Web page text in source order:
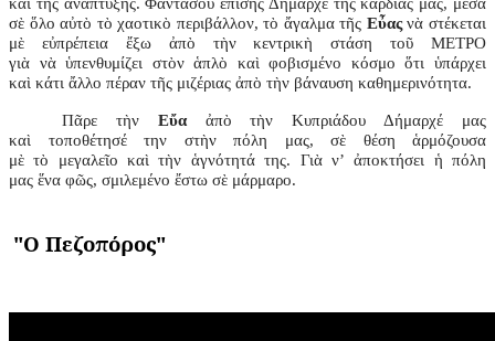
σὲ ὅλο αὐτὸ τὸ χαοτικὸ περιβάλλον, τὸ ἄγαλμα τῆς Εὖαςνὰ στέκεται
μὲ εὐπρέπεια ἔξω ἀπὸ τὴν κεντρικὴ στάση τοῦ ΜΕΤΡΟ
γιὰ νὰ ὑπενθυμίζει στὸν ἁπλὸ καὶ φοβισμένο κόσμο ὅτι ὑπάρχει
καὶ κάτι ἄλλο πέραν τῆς μιζέριας ἀπὸ τὴν βάναυση καθημερινότητα.
Πᾶρε τὴν Εὔαἀπὸ τὴν Κυπριάδου Δήμαρχέ μας
καὶ τοποθέτησέ την στὴν πόλη μας, σὲ θέση ἁρμόζουσα
μὲ τὸ μεγαλεῖο καὶ τὴν ἁγνότητά της. Γιὰ ν’ ἀποκτήσει ἡ πόλη
μας ἕνα φῶς, σμιλεμένο ἔστω σὲ μάρμαρο.
"Ο Πεζοπόρος"